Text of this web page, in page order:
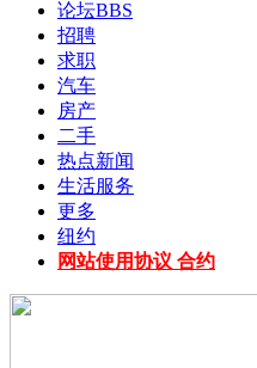
论坛BBS
招聘
求职
汽车
房产
二手
热点新闻
生活服务
更多
纽约
网站使用协议 合约